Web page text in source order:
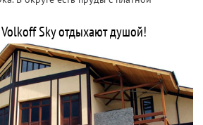
Volkoff Sky отдыхают душой!